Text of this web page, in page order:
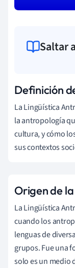
Saltar
Definición
La Lingüística
la antropología
cultura, y cómo
sus contextos
Origen de
La Lingüística
cuando los
lenguas de
grupos. Fue una
solo es un medio